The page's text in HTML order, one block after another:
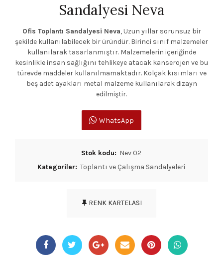
Sandalyesi Neva
Ofis Toplantı Sandalyesi Neva, Uzun yıllar sorunsuz bir
şekilde kullanılabilecek bir üründür. Birinci sınıf malzemeler
kullanılarak tasarlanmıştır. Malzemelerin içeriğinde
kesinlikle insan sağlığını tehlikeye atacak kanserojen ve bu
türevde maddeler kullanılmamaktadır. Kolçak kısımları ve
beş adet ayakları metal malzeme kullanılarak dizayn
edilmiştir.
WhatsApp
Stok kodu: Nev 02
Kategoriler: Toplantı ve Çalışma Sandalyeleri
RENK KARTELASI